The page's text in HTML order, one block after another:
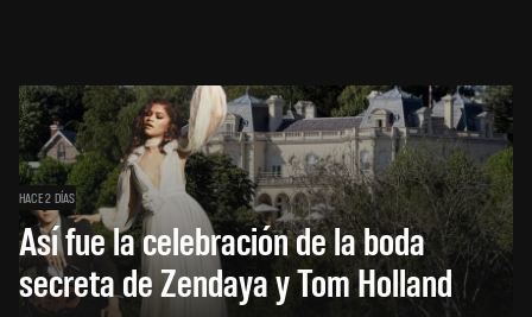
HACE 2 DÍAS
Así fue la celebración de la boda
secreta de Zendaya y Tom Holland